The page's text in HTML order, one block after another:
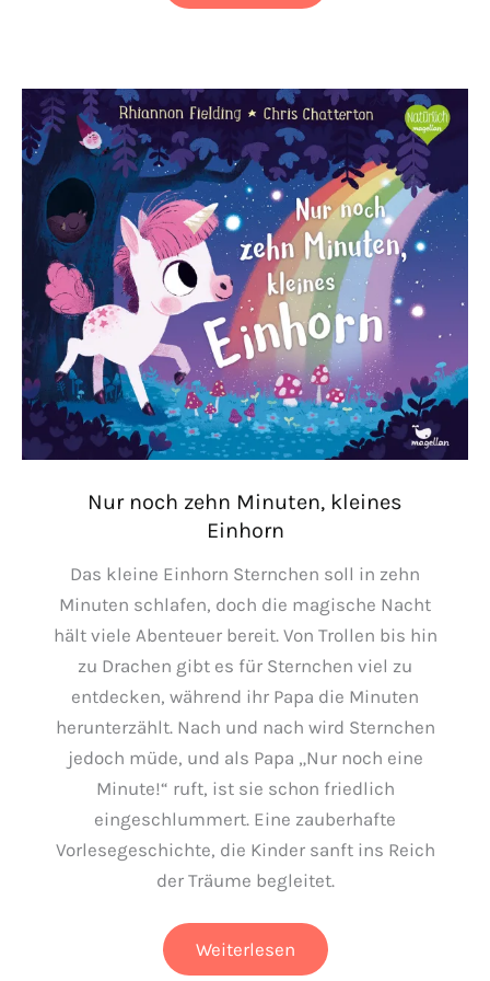
gut,
Nur noch zehn Minuten, kleines
Einhorn
Das kleine Einhorn Sternchen soll in zehn
Minuten schlafen, doch die magische Nacht
hält viele Abenteuer bereit. Von Trollen bis hin
zu Drachen gibt es für Sternchen viel zu
entdecken, während ihr Papa die Minuten
herunterzählt. Nach und nach wird Sternchen
jedoch müde, und als Papa „Nur noch eine
Minute!“ ruft, ist sie schon friedlich
eingeschlummert. Eine zauberhafte
Vorlesegeschichte, die Kinder sanft ins Reich
der Träume begleitet.
Nur
Weiterlesen